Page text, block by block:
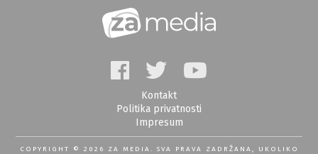
Kontakt
Politika privatnosti
Impresum
COPYRIGHT © 2026 ZA MEDIA. SVA PRAVA ZADRŽANA, UKOLIKO